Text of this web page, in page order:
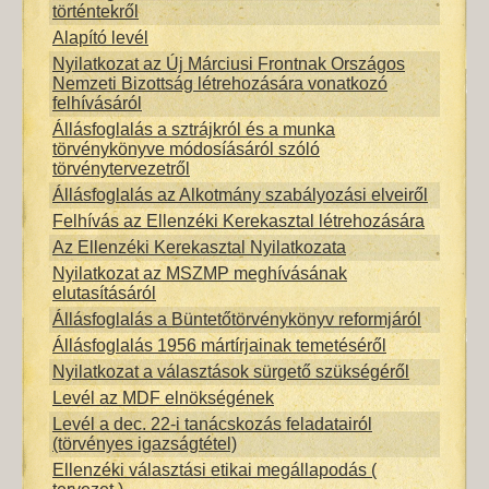
történtekről
Alapító levél
Nyilatkozat az Új Márciusi Frontnak Országos
Nemzeti Bizottság létrehozására vonatkozó
felhívásáról
Állásfoglalás a sztrájkról és a munka
törvénykönyve módosíásáról szóló
törvénytervezetről
Állásfoglalás az Alkotmány szabályozási elveiről
Felhívás az Ellenzéki Kerekasztal létrehozására
Az Ellenzéki Kerekasztal Nyilatkozata
Nyilatkozat az MSZMP meghívásának
elutasításáról
Állásfoglalás a Büntetőtörvénykönyv reformjáról
Állásfoglalás 1956 mártírjainak temetéséről
Nyilatkozat a választások sürgető szükségéről
Levél az MDF elnökségének
Levél a dec. 22-i tanácskozás feladatairól
(törvényes igazságtétel)
Ellenzéki választási etikai megállapodás (